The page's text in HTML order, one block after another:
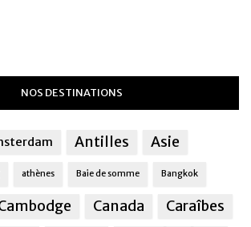
NOS DESTINATIONS
Antilles
Asie
athènes Baie de somme Bangkok
Canada Caraîbes